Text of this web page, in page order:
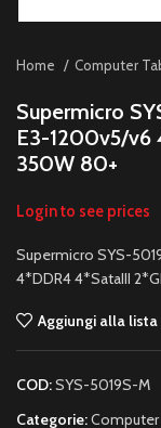
Home Computer
Supermicro
E3-1200v5/v6
350W 80+
Login to see prices
Supermicro SYS-
4*DDR4 4*SataIII
Aggiungi alla
COD:SYS-5019S-M
Categorie: